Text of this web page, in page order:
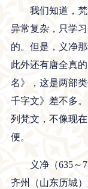
我们知道，
异常复杂，只学
的。但是，义净
此外还有唐全真
名》，这是两部
千字文》差不多
列梵文，不像现
便。
义净（635～
齐州（山东历城